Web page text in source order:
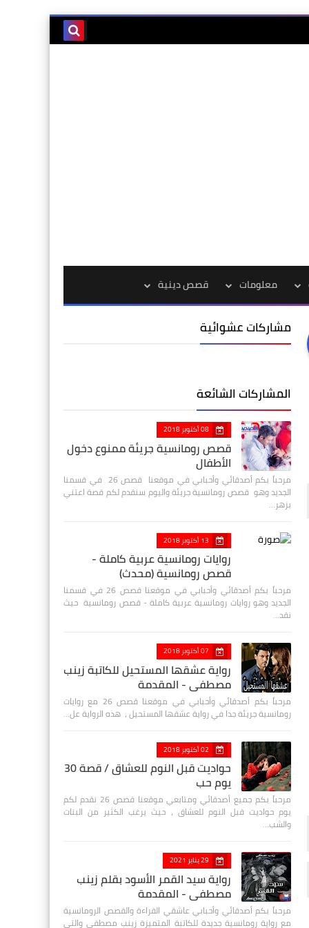
معلومات قصص دينية
مشاركات عشوائية
المشاركات الشائعة
08 أكتوبر 2018
قصص رومانسية جريئة ممنوع دخول
الأطفال
مرحباً بكم أصدقائي وأحبابي في موقعنا قصص 26 في قسمنا
الجديد وهو قصص رومانسية جريئة واليوم سنقدم لكم قصة اعتني
بزهر…
13 أكتوبر 2018
روايات رومانسية عربية كاملة -
قصص رومانسية (محدث)
مرحباً بكم أصدقائي وأحبابي في موقعنا قصص 26 في قسمنا
الجديد وهو روايات رومانسية عربية كاملة - قصص رومانسية حيث
نقد…
07 أكتوبر 2018
رواية عشقها المستحيل للكاتبة زينب
مصطفي - المقدمة
مرحباً بكم أصدقائي وأحبابي في موقعنا قصص 26 مع روايات
رومانسية جريئة جدا في رواية عشقها المستحيل ، هذه الرواية عل…
02 أكتوبر 2018
حواديت قبل النوم للعشاق / قصة 30
يوم حب
مرحباً بكم جميع أصدقائي ومتابعي موقعنا قصص 26 نقدم لكم
يوم حواديت قبل النوم للعشاق ، حيث يرغب الكثير من البنات
والشب…
29 يناير 2021
رواية سيد القمر الأسود بقلم زينب
مصطفي - المقدمة
مرحباً بكم أصدقائي وأحبابي عاشقي القراءة والقصص الرومانسية
مع رواية رومانسية جديدة للكاتبة المتميزة زينب مصطفى والتي